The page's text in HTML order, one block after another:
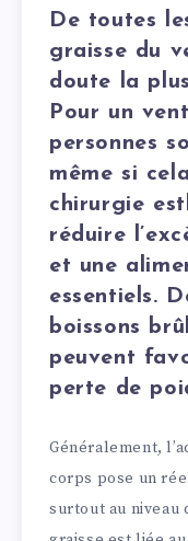
De toutes
graisse du
doute la
Pour un
personnes
même si
chirurgie
réduire
et une
essentiels.
boissons
peuvent
perte de
Généralement,
corps pose un
surtout au niveau